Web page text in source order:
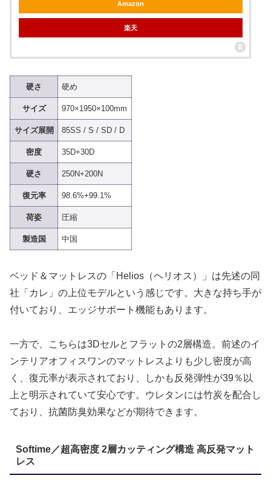
Amazon
楽天
硬さ 硬め
サイズ 970×1950×100mm
サイズ展開 85SS / S / SD / D
密度 35D+30D
硬さ 250N+200N
復元率 98.6%+99.1%
荷姿 圧縮
製造国 中国
ベッド＆マットレスの「Helios（ヘリオス）」は先述の同
社「カレ」の上位モデルという感じです。大きな持ち手が
付いており、エッジサポート機能もあります。
一方で、こちらは3Dセルとフラットの2層構造。前述のイ
ンテリアオフィスワンのマットレスよりも少し密度が高
く、復元率が表示されており、しかも反発弾性が39％以
上と明示されていて安心です。ウレタンには竹炭を配合し
ており、抗菌防臭効果などが期待できます。
Softime／超高密度 2層カッティング構造 高反発マット
レス